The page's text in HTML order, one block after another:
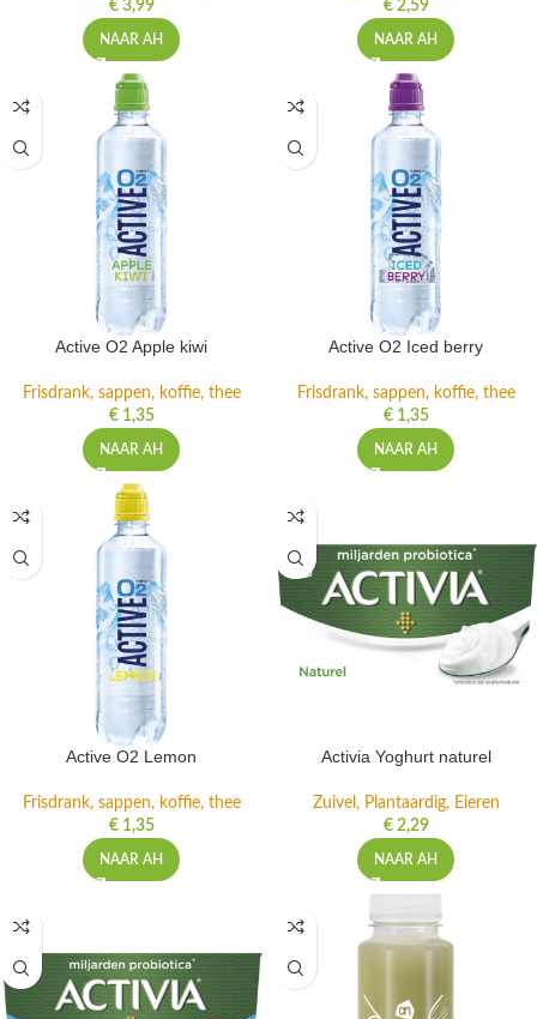
€3,99
NAAR AH
€2,59
NAAR AH
Active O2 Apple kiwi
Frisdrank, sappen, koffie, thee
€1,35
NAAR AH
Active O2 Iced berry
Frisdrank, sappen, koffie, thee
€1,35
NAAR AH
Active O2 Lemon
Frisdrank, sappen, koffie, thee
€1,35
NAAR AH
Activia Yoghurt naturel
Zuivel, Plantaardig, Eieren
€2,29
NAAR AH